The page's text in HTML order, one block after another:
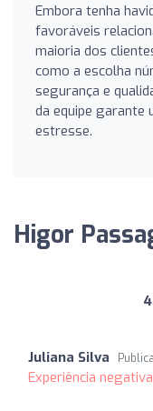
Embora tenha
favoráveis
maioria dos
como a escolha
segurança e
da equipe garante
estresse.
Higor
Juliana Silva
Experiência